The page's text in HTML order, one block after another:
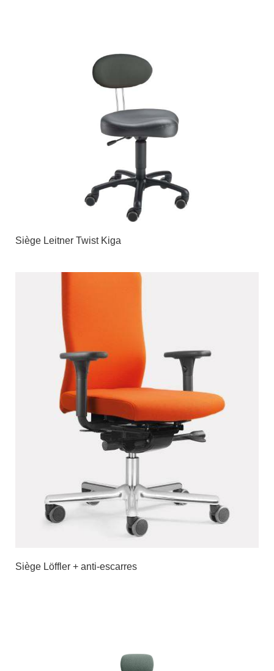
Siège Leitner Twist Kiga
Siège Löffler + anti-escarres